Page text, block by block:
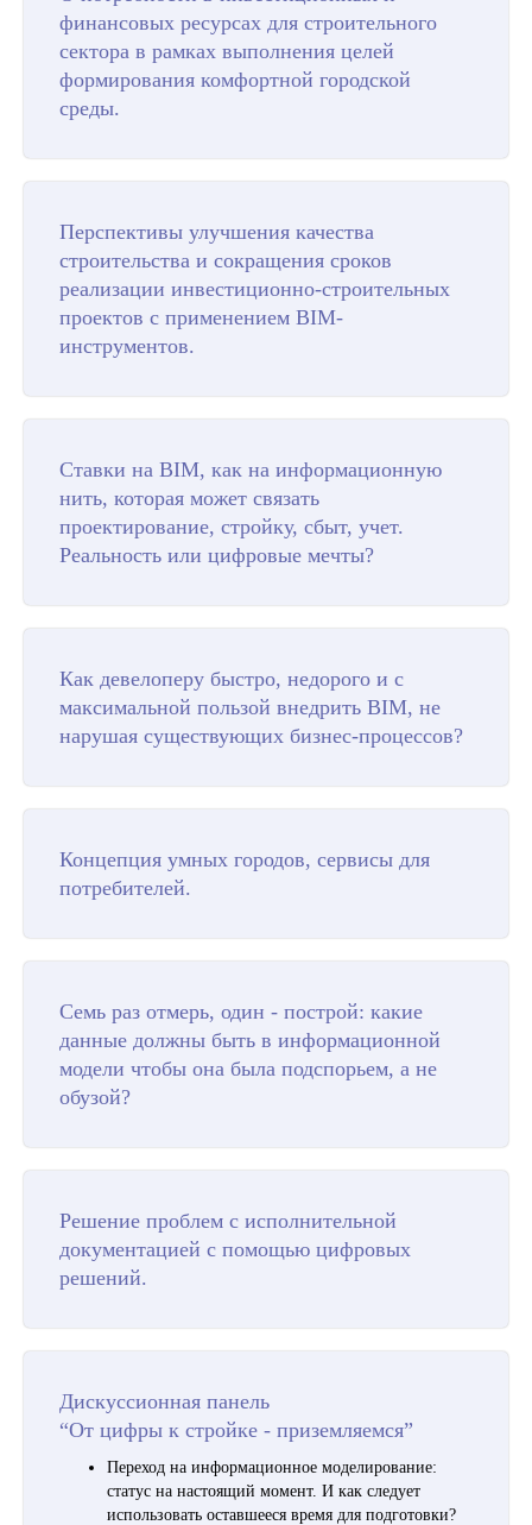
финансовых ресурсах для строительного
сектора в рамках выполнения целей
формирования комфортной городской
среды.
Перспективы улучшения качества
строительства и сокращения сроков
реализации инвестиционно-строительных
проектов с применением BIM-
инструментов.
Ставки на BIM, как на информационную
нить, которая может связать
проектирование, стройку, сбыт, учет.
Реальность или цифровые мечты?
Как девелоперу быстро, недорого и с
максимальной пользой внедрить BIM, не
нарушая существующих бизнес-процессов?
Концепция умных городов, сервисы для
потребителей.
Семь раз отмерь, один - построй: какие
данные должны быть в информационной
модели чтобы она была подспорьем, а не
обузой?
Решение проблем с исполнительной
документацией с помощью цифровых
решений.
Дискуссионная панель
“От цифры к стройке - приземляемся”
Переход на информационное моделирование:
статус на настоящий момент. И как следует
использовать оставшееся время для подготовки?